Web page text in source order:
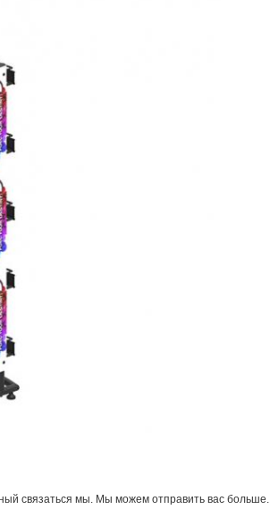
связаться мы. Мы можем отправить вас больше.